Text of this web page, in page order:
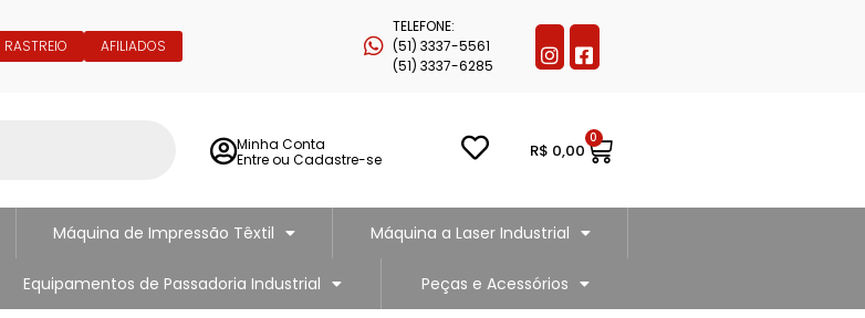
RASTREIO AFILIADOS
TELEFONE:
(51) 3337-5561
(51) 3337-6285
Minha Conta
Entre ou Cadastre-se
R$ 0,00
0
Máquina de Impressão Têxtil Máquina a Laser Industrial
Equipamentos de Passadoria Industrial Peças e Acessórios